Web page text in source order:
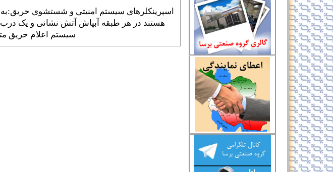
اسپرینکلرهای سیستم امنیتی و شستشوی
هستند در هر طبقه آبپاش آتش نشانی و یک
سیستم اعلام حریق